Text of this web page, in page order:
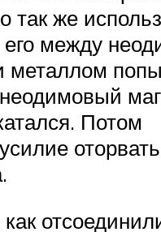
так же
его между
металлом
Потом